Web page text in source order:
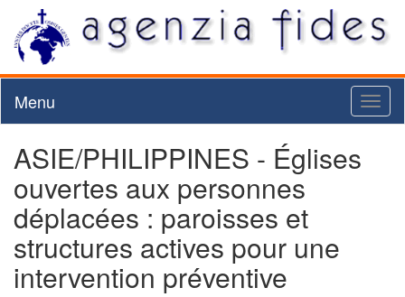
Menu
ASIE/PHILIPPINES - Églises
ouvertes aux personnes
déplacées : paroisses et
structures actives pour une
intervention préventive